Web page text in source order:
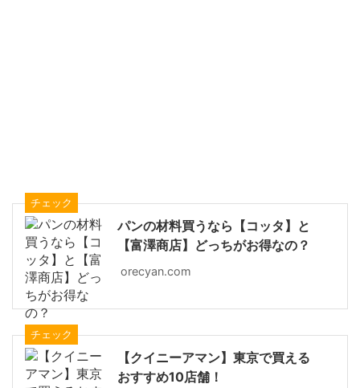
チェック
パンの材料買うなら【コッタ】と
【富澤商店】どっちがお得なの？
orecyan.com
チェック
【クイニーアマン】東京で買える
おすすめ10店舗！